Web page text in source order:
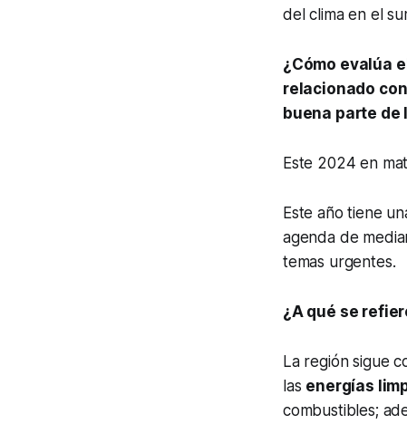
del clima en el
¿Cómo evalúa
relacionado
buena parte de
Este 2024 en
Este año tiene
agenda de
temas urgentes.
¿A qué se
La región sigue
las energías
combustibles;